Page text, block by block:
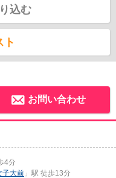
込む
ト
お問い合わせ
4分
子大前 」駅 徒歩13分